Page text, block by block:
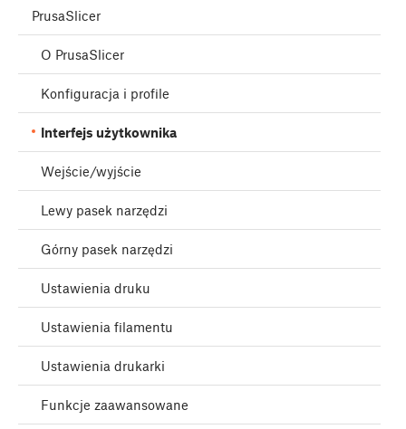
PrusaSlicer
O PrusaSlicer
Konfiguracja i profile
Interfejs użytkownika
Wejście/wyjście
Lewy pasek narzędzi
Górny pasek narzędzi
Ustawienia druku
Ustawienia filamentu
Ustawienia drukarki
Funkcje zaawansowane